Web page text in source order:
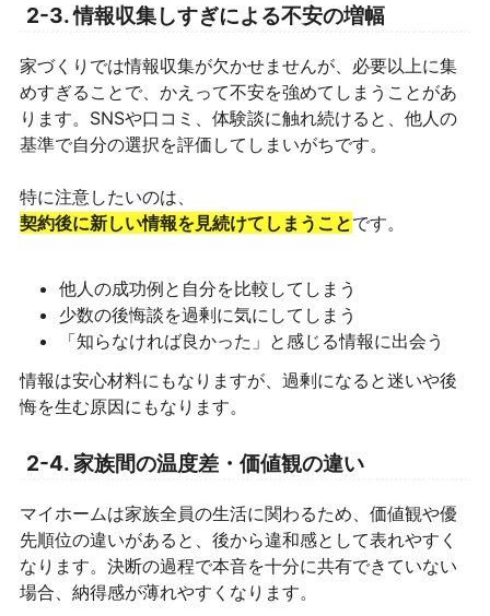
2-3. 情報収集しすぎによる不安の増幅
家づくりでは情報収集が欠かせませんが、必要以上に集
めすぎることで、かえって不安を強めてしまうことがあ
ります。SNSや口コミ、体験談に触れ続けると、他人の
基準で自分の選択を評価してしまいがちです。
特に注意したいのは、
契約後に新しい情報を見続けてしまうことです。
他人の成功例と自分を比較してしまう
少数の後悔談を過剰に気にしてしまう
「知らなければ良かった」と感じる情報に出会う
情報は安心材料にもなりますが、過剰になると迷いや後
悔を生む原因にもなります。
2-4. 家族間の温度差・価値観の違い
マイホームは家族全員の生活に関わるため、価値観や優
先順位の違いがあると、後から違和感として表れやすく
なります。決断の過程で本音を十分に共有できていない
場合、納得感が薄れやすくなります。